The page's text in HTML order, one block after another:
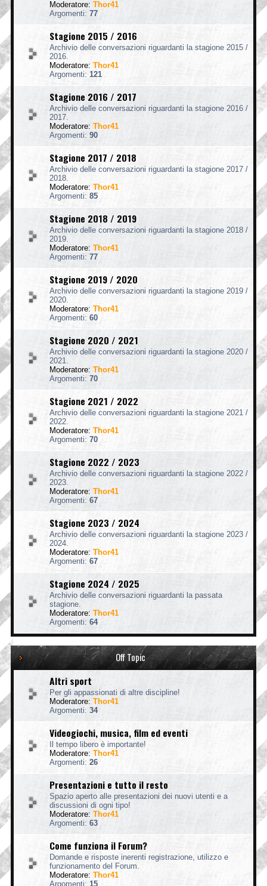
Moderatore: Thor41
Argomenti: 77
Stagione 2015 / 2016
Archivio delle conversazioni riguardanti la stagione 2015 /
2016.
Moderatore: Thor41
Argomenti: 121
Stagione 2016 / 2017
Archivio delle conversazioni riguardanti la stagione 2016 /
2017.
Moderatore: Thor41
Argomenti: 90
Stagione 2017 / 2018
Archivio delle conversazioni riguardanti la stagione 2017 /
2018.
Moderatore: Thor41
Argomenti: 85
Stagione 2018 / 2019
Archivio delle conversazioni riguardanti la stagione 2018 /
2019.
Moderatore: Thor41
Argomenti: 77
Stagione 2019 / 2020
Archivio delle conversazioni riguardanti la stagione 2019 /
2020.
Moderatore: Thor41
Argomenti: 60
Stagione 2020 / 2021
Archivio delle conversazioni riguardanti la stagione 2020 /
2021.
Moderatore: Thor41
Argomenti: 70
Stagione 2021 / 2022
Archivio delle conversazioni riguardanti la stagione 2021 /
2022.
Moderatore: Thor41
Argomenti: 70
Stagione 2022 / 2023
Archivio delle conversazioni riguardanti la stagione 2022 /
2023.
Moderatore: Thor41
Argomenti: 67
Stagione 2023 / 2024
Archivio delle conversazioni riguardanti la stagione 2023 /
2024.
Moderatore: Thor41
Argomenti: 67
Stagione 2024 / 2025
Archivio delle conversazioni riguardanti la passata
stagione.
Moderatore: Thor41
Argomenti: 64
Off Topic
Altri sport
Per gli appassionati di altre discipline!
Moderatore: Thor41
Argomenti: 34
Videogiochi, musica, film ed eventi
Il tempo libero è importante!
Moderatore: Thor41
Argomenti: 26
Presentazioni e tutto il resto
Spazio aperto alle presentazioni dei nuovi utenti e a
discussioni di ogni tipo!
Moderatore: Thor41
Argomenti: 63
Come funziona il Forum?
Domande e risposte inerenti registrazione, utilizzo e
funzionamento del Forum.
Moderatore: Thor41
Argomenti: 15